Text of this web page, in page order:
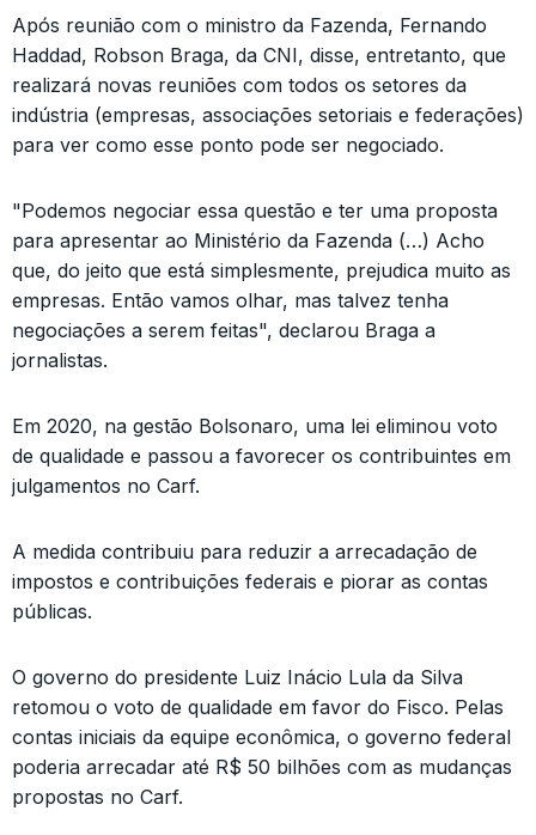
Após reunião com o ministro da Fazenda, Fernando
Haddad, Robson Braga, da CNI, disse, entretanto, que
realizará novas reuniões com todos os setores da
indústria (empresas, associações setoriais e federações)
para ver como esse ponto pode ser negociado.
"Podemos negociar essa questão e ter uma proposta
para apresentar ao Ministério da Fazenda (…) Acho
que, do jeito que está simplesmente, prejudica muito as
empresas. Então vamos olhar, mas talvez tenha
negociações a serem feitas", declarou Braga a
jornalistas.
Em 2020, na gestão Bolsonaro, uma lei eliminou voto
de qualidade e passou a favorecer os contribuintes em
julgamentos no Carf.
A medida contribuiu para reduzir a arrecadação de
impostos e contribuições federais e piorar as contas
públicas.
O governo do presidente Luiz Inácio Lula da Silva
retomou o voto de qualidade em favor do Fisco. Pelas
contas iniciais da equipe econômica, o governo federal
poderia arrecadar até R$ 50 bilhões com as mudanças
propostas no Carf.